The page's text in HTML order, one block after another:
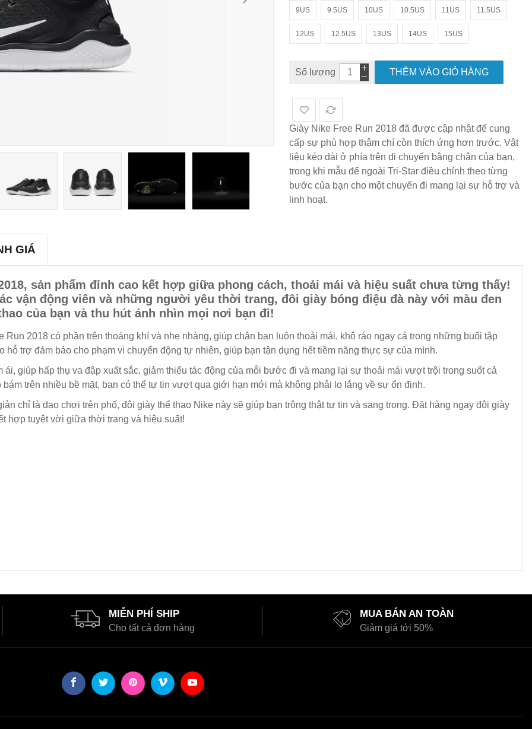
9US 9.5US 10US 10.5US 11US 11.5US
12US 12.5US 13US 14US 15US
Số lượng THÊM VÀO GIỎ HÀNG
Giày Nike Free Run 2018 đã được cập nhật để cung
cấp sự phù hợp thậm chí còn thích ứng hơn trước. Vật
liệu kéo dài ở phía trên di chuyển bằng chân của bạn,
trong khi mẫu đế ngoài Tri-Star điều chỉnh theo từng
bước của bạn cho một chuyến đi mang lại sự hỗ trợ và
linh hoạt.
GIÁ
sản phẩm đỉnh cao kết hợp giữa phong cách, thoải mái và hiệu suất chưa từng thấy!
vận động viên và những người yêu thời trang, đôi giày bóng điệu đà này với màu đen
của bạn và thu hút ánh nhìn mọi nơi bạn đi!
2018 có phần trên thoáng khí và nhẹ nhàng, giúp chân bạn luôn thoải mái, khô ráo ngay cả trong những buổi tập
hỗ trợ đảm bảo cho phạm vi chuyển động tự nhiên, giúp bạn tận dụng hết tiềm năng thực sự của mình.
giúp hấp thụ va đập xuất sắc, giảm thiểu tác động của mỗi bước đi và mang lại sự thoải mái vượt trội trong suốt cả
trên nhiều bề mặt, bạn có thể tự tin vượt qua giới hạn mới mà không phải lo lắng về sự ổn định.
chỉ là dạo chơi trên phố, đôi giày thể thao Nike này sẽ giúp bạn trông thật tự tin và sang trọng. Đặt hàng ngay đôi giày
hợp tuyệt vời giữa thời trang và hiệu suất!
MIỄN PHÍ SHIP
Cho tất cả đơn hàng
MUA BÁN AN TOÀN
Giảm giá tới 50%